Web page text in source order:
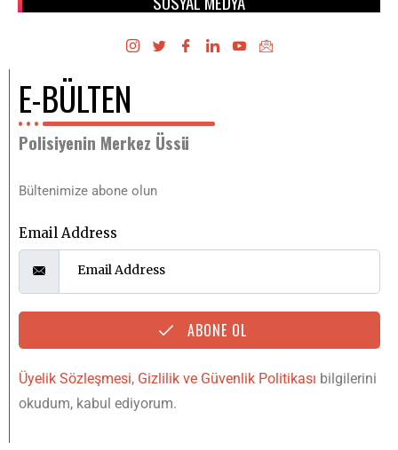
E-BÜLTEN
Polisiyenin Merkez Üssü
Bültenimize abone olun
Email Address
ABONE OL
Üyelik Sözleşmesi, Gizlilik ve Güvenlik Politikası bilgilerini
okudum, kabul ediyorum.